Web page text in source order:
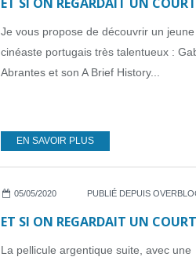
Je vous propose de découvrir un jeune
cinéaste portugais très talentueux :
Abrantes et son A Brief History...
EN SAVOIR PLUS
05/05/2020 PUBLIÉ DEPUIS
La pellicule argentique suite, avec une